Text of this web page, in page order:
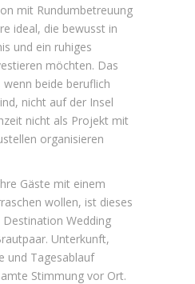
mit Rundumbetreuung
ideal, die bewusst in
und ein ruhiges
möchten. Das
beide beruflich
nicht auf der Insel
nicht als Projekt mit
organisieren
Gäste mit einem
wollen, ist dieses
Destination Wedding
Unterkunft,
und Tagesablauf
Stimmung vor Ort.